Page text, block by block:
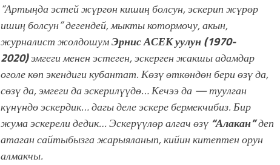
“Артыңда эстей жүргөн кишиң болсун, эскерип жүрөр
ишиң болсун” дегендей, мыкты котормочу, акын,
журналист жолдошумЭрнис АСЕК уулун (1970-
2020)эмгеги менен эстеген, эскерген жакшы адамдар
оголе көп экендиги кубантат. Көзү өткөндөн бери өзү да,
сөзү да, эмгеги да эскерилүүдө… Кечээ да — туулган
күнүндө эскердик… дагы деле эскере бермекчибиз.Бир
жума эскерели дедик… Эскерүүлөр алгач өзү“Алакан”деп
атаган сайтыбызга жарыяланып, кийин китептен орун
алмакчы.